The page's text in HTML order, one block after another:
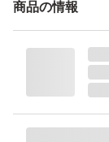
領収書の発行
BIOSは可能な
最新バージョ
商品の情報